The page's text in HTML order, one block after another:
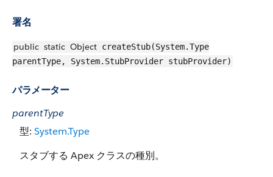
署名
public static Object createStub(System.Type
parentType, System.StubProvider stubProvider)
パラメーター
parentType
型: System.Type
スタブする Apex クラスの種別。